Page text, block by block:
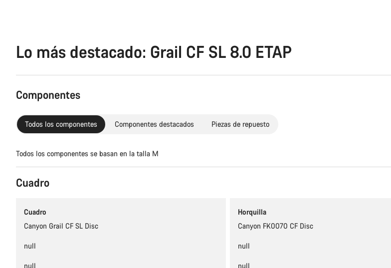
Lo más destacado: Grail CF SL 8.0 ETAP
Componentes
Todos los componentes Componentes destacados Piezas de repuesto
Todos los componentes se basan en la talla M
Cuadro
Cuadro
Canyon Grail CF SL Disc
null
null
Horquilla
Canyon FK0070 CF Disc
null
null